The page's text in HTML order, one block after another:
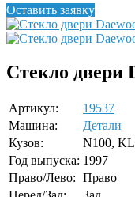
Оставить заявку
Стекло двери
Артикул:
19537
Машина:
Детали
Кузов:
N100,
Год выпуска: 1997
Право/Лево: Право